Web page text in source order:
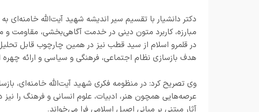
دکتر دانشیار با تقسیم سیر اندیشه شهید آیت‌الله خامنه‌ای
مبارزه، کاربرد متون دینی در خدمت آگاهی‌بخشی، مقاومت و
در قلمرو اسلام از سید قطب نیز در همین چارچوب قابل
هدف بازسازی نظام اجتماعی، فرهنگی و سیاسی و ارائه چهره
وی تصریح کرد: در منظومه فکری شهید آیت‌الله خامنه‌ای،
عرصه‌هایی همچون هنر، ادبیات، علوم انسانی و فرهنگ را نیز
آثار مبتنی بر مبانی اصیل اسلامی فرا می‌خواند.